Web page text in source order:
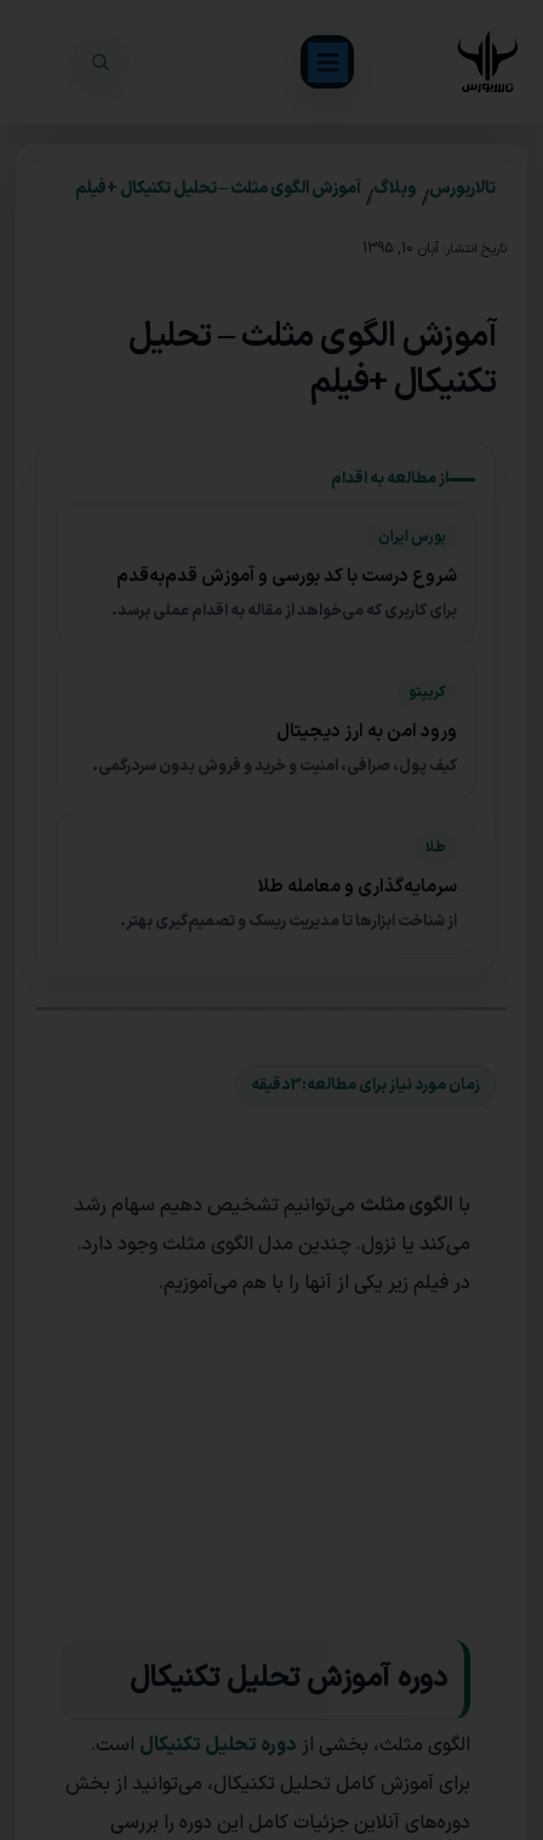
تالاربورس/ وبلاگ/ آموزش الگوی مثلث – تحلیل تکنیکال +فیلم
تاریخ انتشار: آبان 10, 1395
آموزش الگوی مثلث – تحلیل
تکنیکال +فیلم
از مطالعه به اقدام
بورس ایران
شروع درست با کد بورسی و آموزش قدم‌به‌قدم
برای کاربری که می‌خواهد از مقاله به اقدام عملی برسد.
کریپتو
ورود امن به ارز دیجیتال
کیف پول، صرافی، امنیت و خرید و فروش بدون سردرگمی.
طلا
سرمایه‌گذاری و معامله طلا
از شناخت ابزارها تا مدیریت ریسک و تصمیم‌گیری بهتر.
با الگوی مثلث می‌توانیم تشخیص دهیم سهام رشد
می‌کند یا نزول. چندین مدل الگوی مثلث وجود دارد.
در فیلم زیر یکی از آنها را با هم می‌آموزیم.
دوره آموزش تحلیل تکنیکال
الگوی مثلث، بخشی از دوره تحلیل تکنیکال است.
برای آموزش کامل تحلیل تکنیکال، می‌توانید از بخش
دوره‌های آنلاین جزئیات کامل این دوره را بررسی